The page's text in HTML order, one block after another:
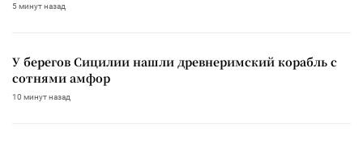
5 минут назад
У берегов Сицилии нашли древнеримский корабль с
сотнями амфор
10 минут назад